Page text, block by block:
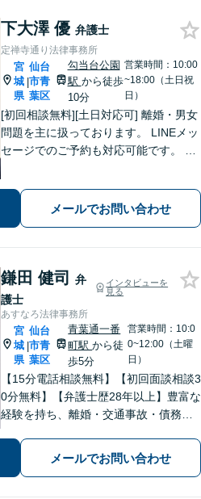
下大澤 優 弁護士
定禅寺通り法律事務所
宮
城
県
|
仙台
市青
葉区
勾当台公園
駅 から徒歩
10分
営業時間：10:00
~18:00（土日祝
日）
[初回相談無料][土日対応可] 離婚・男女
問題を主に扱っております。 LINEメッ
セージでのご予約も対応可能です。 LI
in.ee/uFqpYWbメールでお問い合わせ
鎌田 健司
弁
護士
インタビューを
見る
あすなろ法律事務所
宮
城
県
|
仙台
市青
葉区
青葉通一番
町駅から徒
歩5分
営業時間：10:0
0~12:00（土曜
日）
【15分電話相談無料】【初回面談相談3
0分無料】【弁護士歴28年以上】豊富な
経験を持ち、離婚・交通事故・債務整
応。司法書士や税理士と連携。【青葉
通一番町駅5分】
メールでお問い合わせ